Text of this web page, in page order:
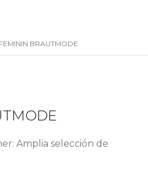
FEMININ BRAUTMODE
Amplia selección de